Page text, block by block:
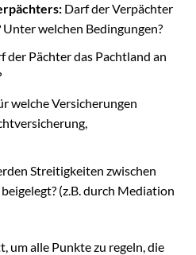
Darf der Verpächter
welchen Bedingungen?
der Pächter das Pachtland an
welche Versicherungen
Streitigkeiten zwischen
(z.B. durch Mediation
um alle Punkte zu regeln, die